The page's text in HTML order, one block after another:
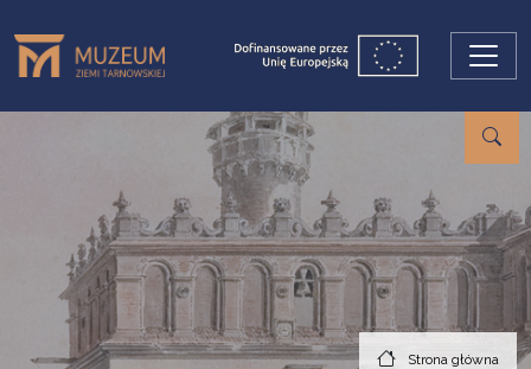
Strona główna